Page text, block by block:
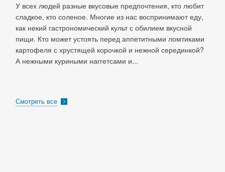
У всех людей разные вкусовые предпочтения, кто любит
сладкое, кто соленое. Многие из нас воспринимают еду,
как некий гастрономический культ с обилием вкусной
пищи. Кто может устоять перед аппетитными ломтиками
картофеля с хрустящей корочкой и нежной серединкой?
А нежными куриными наггетсами и...
Смотреть все